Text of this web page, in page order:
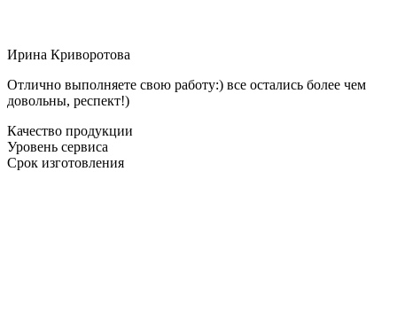
Ирина Криворотова
Отлично выполняете свою работу:) все остались более чем
довольны, респект!)
Качество продукции
Уровень сервиса
Срок изготовления